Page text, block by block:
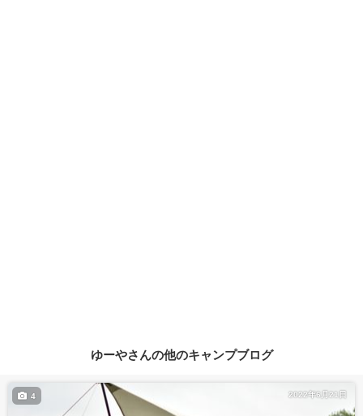
ゆーやさんの他のキャンプブログ
2022年6月21日
4